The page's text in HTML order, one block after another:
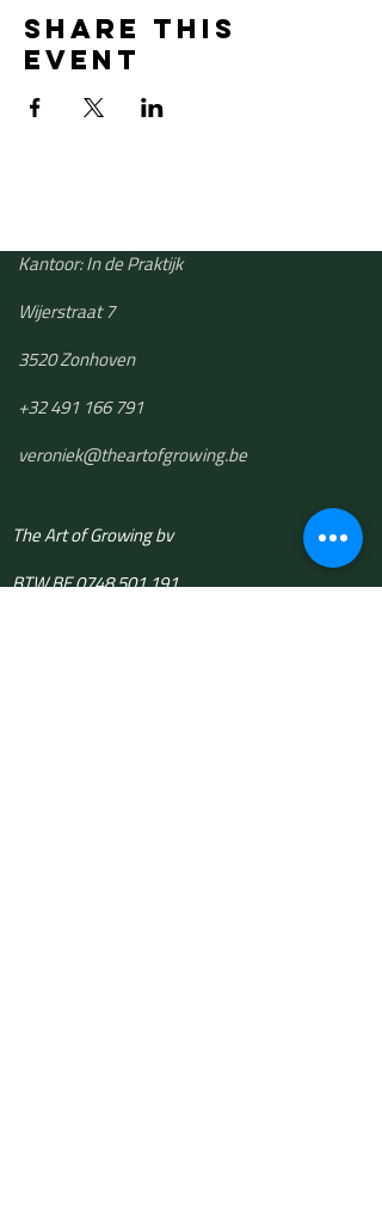
Share this
event
Kantoor: In de Praktijk
Wijerstraat 7
3520 Zonhoven
+32 491 166 791
​veroniek@theartofgrowing.be
The Art of Growing bv
BTW BE 0748.501.191